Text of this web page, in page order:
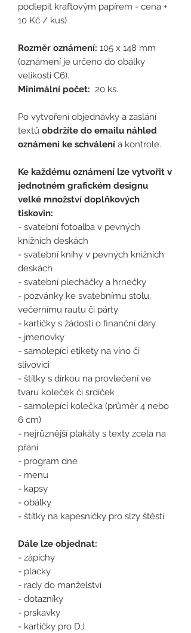
podlepit kraftovým papírem - cena +
10 Kč / kus)
Rozměr oznámení: 105 x 148 mm
(oznámení je určeno do obálky
velikosti C6).
Minimální počet: 20 ks.
Po vytvoření objednávky a zaslání
textů obdržíte do emailu náhled
oznámení ke schválení a kontrole.
Ke každému oznámení lze vytvořit v
jednotném grafickém designu
velké množství doplňkových
tiskovin:
- svatební fotoalba v pevných
knižních deskách
- svatební knihy v pevných knižních
deskách
- svatební plecháčky a hrnečky
- pozvánky ke svatebnímu stolu,
večernímu rautu či párty
- kartičky s žádostí o finanční dary
- jmenovky
- samolepící etikety na víno či
slivovici
- štítky s dírkou na provlečení ve
tvaru koleček či srdíček
- samolepící kolečka (průměr 4 nebo
6 cm)
- nejrůznější plakáty s texty zcela na
přání
- program dne
- menu
- kapsy
- obálky
- štítky na kapesníčky pro slzy štěstí
Dále lze objednat:
- zápichy
- placky
- rady do manželství
- dotazníky
- prskavky
- kartičky pro DJ